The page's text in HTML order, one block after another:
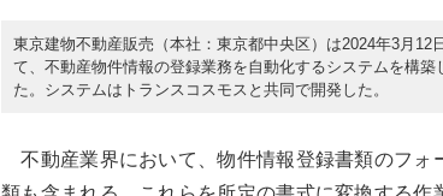
東京建物不動産販売（本社：東京都中央区）は2024年3月
て、不動産物件情報の登録業務を自動化するシステムを構
た。システムはトランスコスモスと共同で開発した。
不動産業界において、物件情報登録書類のフォ